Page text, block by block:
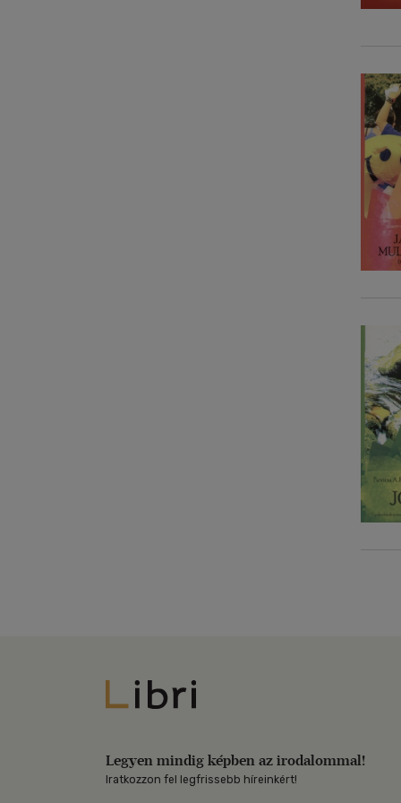
Libri
Legyen mindig képben az irodalommal!
Iratkozzon fel legfrissebb híreinkért!